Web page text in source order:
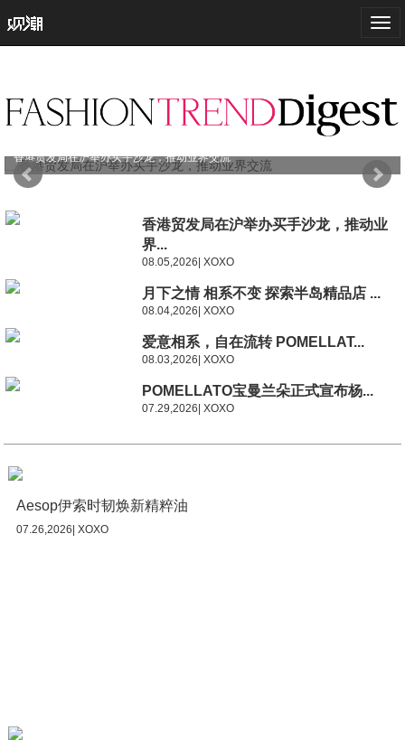
香港贸发局在沪举办买手沙龙，推动业界交流
香港贸发局在沪举办买手沙龙，推动业
界...
08.05,2026| XOXO
月下之情 相系不变 探索半岛精品店 ...
08.04,2026| XOXO
爱意相系，自在流转 POMELLAT...
08.03,2026| XOXO
POMELLATO宝曼兰朵正式宣布杨...
07.29,2026| XOXO
Aesop伊索时韧焕新精粹油
07.26,2026| XOXO